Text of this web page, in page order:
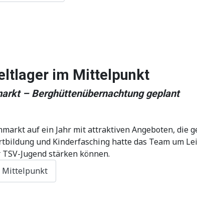
im Mittelpunkt
– Berghüttenübernachtung geplant
auf ein Jahr mit attraktiven Angeboten, die
und Kinderfasching hatte das Team um
Jugend stärken können.
Mittelpunkt